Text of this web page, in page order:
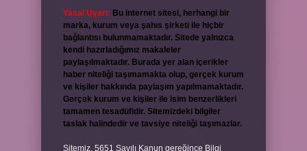
Yasal Uyarı: Bu internet sitesi, herhangi bir
marka, kurum veya şahıs şirketi ile hiçbir
bağlantısı bulunmamaktadır. Sitede yalnızca
kendi hazırladığımız makaleler
paylaşılmaktadır. Burada yer alan içerikler
haber niteliği taşımamakta olup, gerçek kurum
ve kişiler hakkında paylaşım yapılmamaktadır.
Gerçek kurum ve kişiler ile isim benzerlikleri
tamamen tesadüfidir. Sitemizdeki bilgiler
taslak halindedir ve tavsiye niteliği taşımazlar.
Sitemiz, 5651 Sayılı Kanun gereğince Bilgi